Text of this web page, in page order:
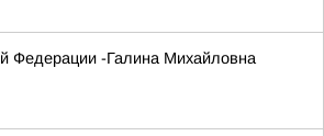
Федерации -Галина Михайловна